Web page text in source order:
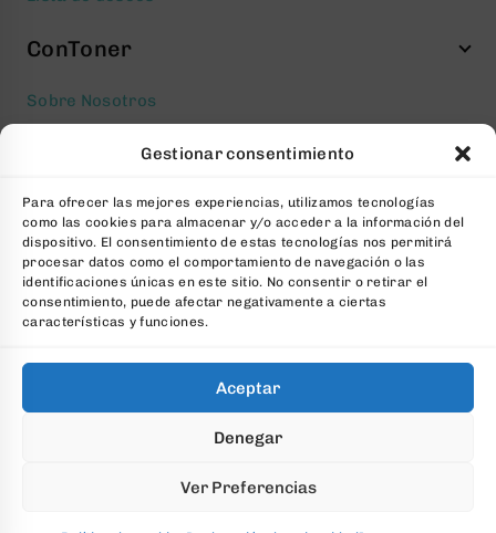
Gestionar consentimiento
Para ofrecer las mejores experiencias, utilizamos tecnologías
como las cookies para almacenar y/o acceder a la información del
dispositivo. El consentimiento de estas tecnologías nos permitirá
procesar datos como el comportamiento de navegación o las
identificaciones únicas en este sitio. No consentir o retirar el
consentimiento, puede afectar negativamente a ciertas
características y funciones.
Aceptar
Denegar
Ver Preferencias
ConToner
Sobre Nosotros
Política de cookies
Condiciones generales Contratación
Contacto
FAQs
Software